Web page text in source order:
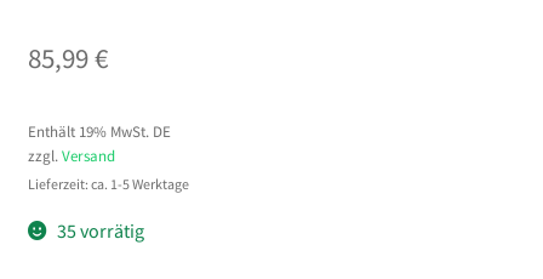
85,99€
Enthält 19% MwSt. DE
zzgl. Versand
Lieferzeit: ca. 1-5 Werktage
35 vorrätig